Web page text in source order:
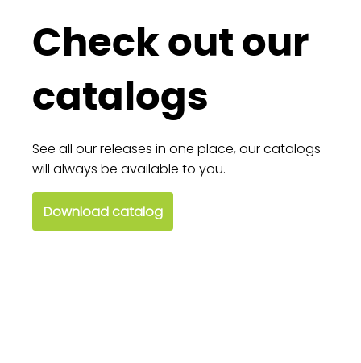
Check out our
catalogs
See all our releases in one place, our catalogs
will always be available to you.
Download catalog